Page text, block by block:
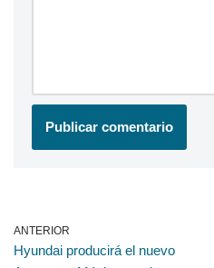
ANTERIOR
Hyundai producirá el nuevo